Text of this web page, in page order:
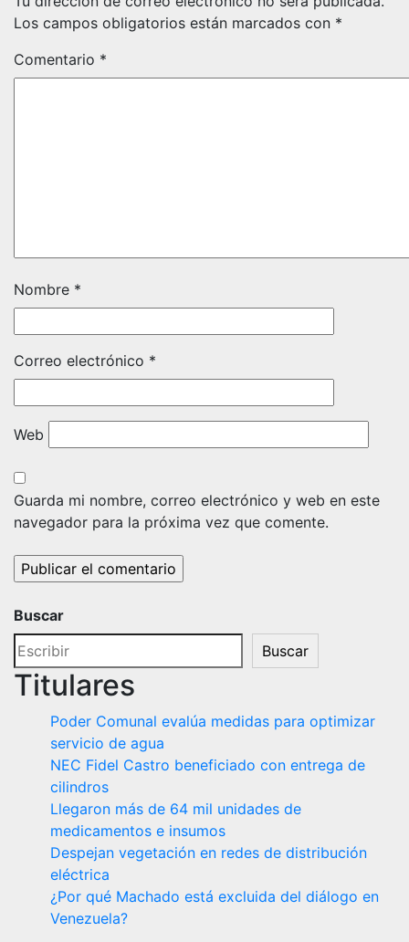
Los campos obligatorios están marcados con *
Comentario *
Nombre *
Correo electrónico *
Web
Guarda mi nombre, correo electrónico y web en este
navegador para la próxima vez que comente.
Buscar
Buscar
Titulares
Poder Comunal evalúa medidas para optimizar
servicio de agua
NEC Fidel Castro beneficiado con entrega de
cilindros
Llegaron más de 64 mil unidades de
medicamentos e insumos
Despejan vegetación en redes de distribución
eléctrica
¿Por qué Machado está excluida del diálogo en
Venezuela?